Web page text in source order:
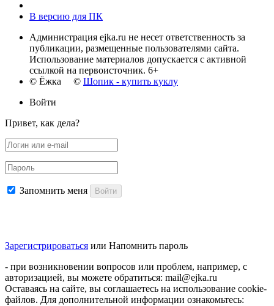
В версию для ПК
Администрация ejka.ru не несет ответственность за
публикации, размещенные пользователями сайта.
Использование материалов допускается с активной
ссылкой на первоисточник. 6+
© Ёжка © Шопик - купить куклу
Войти
Привет, как дела?
Запомнить меня Войти
Зарегистрироваться или Напомнить пароль
- при возникновении вопросов или проблем, например, с
авторизацией, вы можете обратиться: mail@ejka.ru
Оставаясь на сайте, вы соглашаетесь на использование cookie-
файлов. Для дополнительной информации ознакомьтесь: